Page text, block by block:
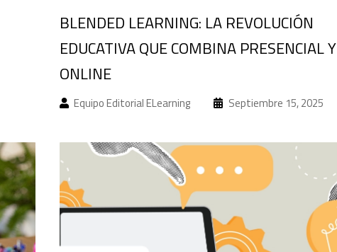
BLENDED LEARNING: LA REVOLUCIÓN
EDUCATIVA QUE COMBINA PRESENCIAL Y
ONLINE
Equipo Editorial ELearning Septiembre 15, 2025